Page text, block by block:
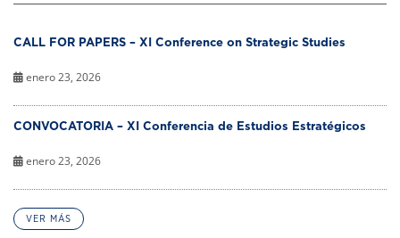
CALL FOR PAPERS – XI Conference on Strategic Studies
enero 23, 2026
CONVOCATORIA – XI Conferencia de Estudios Estratégicos
enero 23, 2026
VER MÁS